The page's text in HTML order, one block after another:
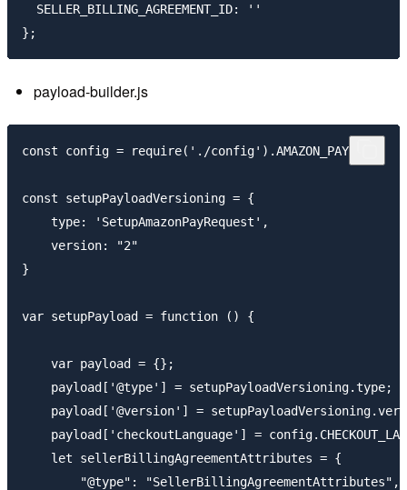
  SELLER_BILLING_AGREEMENT_ID: ''
payload-builder.js
const config = require('./config').AMAZON_PAY;
const setupPayloadVersioning = {
    type: 'SetupAmazonPayRequest',
    version: "2"
}
var setupPayload = function () {
    var payload = {};
    payload['@type'] = setupPayloadVersioning.type;
payload['@version'] =
payload['checkoutLanguage'] =
    let sellerBillingAgreementAttributes = {
        "@type": "SellerBillingAgreementAttributes",